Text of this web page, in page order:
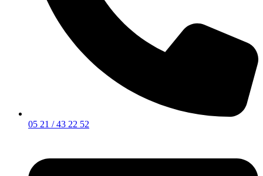
05 21 / 43 22 52